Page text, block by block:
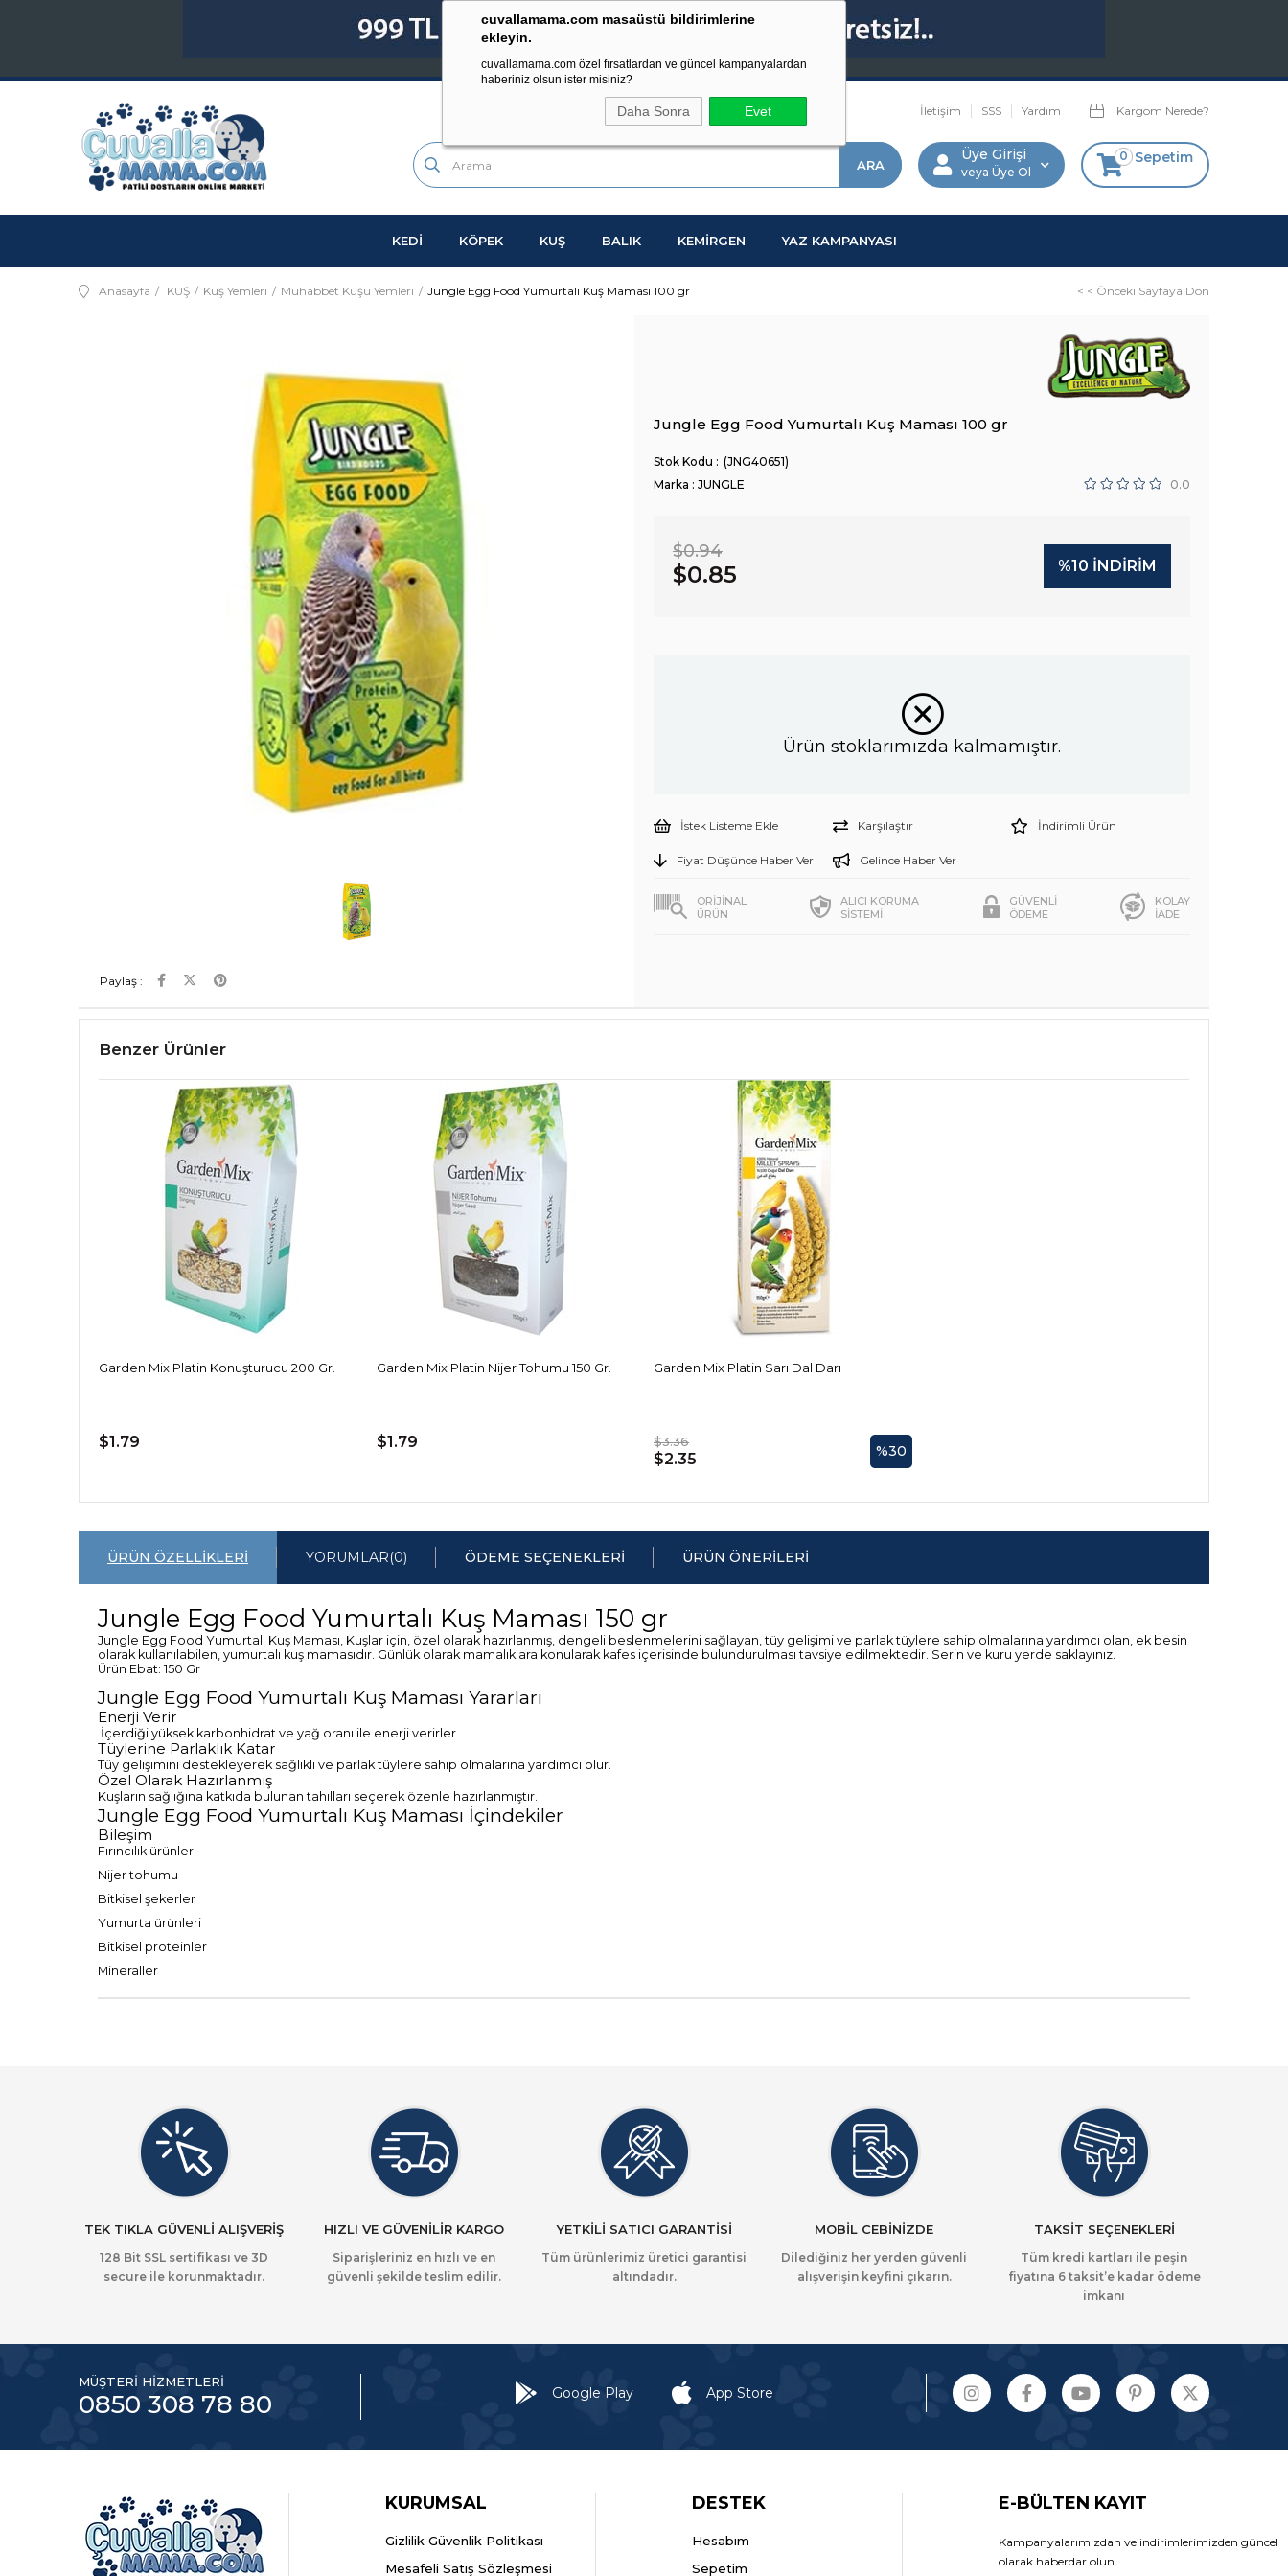
cuvallamama.com masaüstü bildirimlerine
ekleyin.
cuvallamama.com özel fırsatlardan ve güncel kampanyalardan
haberiniz olsun ister misiniz?
Daha Sonra Evet İletişim SSS Yardım Kargom Nerede?
Sepetim
0
Üye Girişi
Üye Ol
KEDİ KÖPEK KUŞ BALIK KEMİRGEN YAZ KAMPANYASI
Anasayfa KUŞ Kuş Yemleri Muhabbet Kuşu Yemleri Jungle Egg Food Yumurtalı Kuş Maması 100 gr < < Önceki Sayfaya Dön
Paylaş :
Jungle Egg Food Yumurtalı Kuş Maması 100 gr
(JNG40651)
Marka : JUNGLE 0.0
$0.94
$0.85 %10 İNDIRIM
Ürün stoklarımızda kalmamıştır.
İstek Listeme Ekle Karşılaştır İndirimli Ürün
Fiyat Düşünce Haber Ver Gelince Haber Ver
ORİJİNAL
ÜRÜN
ALICI KORUMA
SİSTEMİ
GÜVENLİ
ÖDEME
KOLAY
İADE
Benzer Ürünler
Garden Mix Platin Konuşturucu 200 Gr.
$1.79
Garden Mix Platin Nijer Tohumu 150 Gr.
$1.79
Garden Mix Platin Sarı Dal Darı
$3.36
$2.35 %30
ÜRÜN ÖZELLIKLERI YORUMLAR(0) ÖDEME SEÇENEKLERI ÜRÜN ÖNERILERI
Jungle Egg Food Yumurtalı Kuş Maması 150 gr
Jungle Egg Food Yumurtalı Kuş Maması, Kuşlar için, özel olarak hazırlanmış, dengeli beslenmelerini sağlayan, tüy gelişimi ve parlak tüylere sahip olmalarına yardımcı olan, ek besin
olarak kullanılabilen, yumurtalı kuş mamasıdır. Günlük olarak mamalıklara konularak kafes içerisinde bulundurulması tavsiye edilmektedir. Serin ve kuru yerde saklayınız.
Ürün Ebat: 150 Gr
Jungle Egg Food Yumurtalı Kuş Maması Yararları
Enerji Verir
İçerdiği yüksek karbonhidrat ve yağ oranı ile enerji verirler.
Tüylerine Parlaklık Katar
Tüy gelişimini destekleyerek sağlıklı ve parlak tüylere sahip olmalarına yardımcı olur.
Özel Olarak Hazırlanmış
Kuşların sağlığına katkıda bulunan tahılları seçerek özenle hazırlanmıştır.
Jungle Egg Food Yumurtalı Kuş Maması İçindekiler
Bileşim
Fırıncılık ürünler
Nijer tohumu
Bitkisel şekerler
Yumurta ürünleri
Bitkisel proteinler
Mineraller
TEK TIKLA GÜVENLİ ALIŞVERİŞ
128 Bit SSL sertifikası ve 3D
secure ile korunmaktadır.
HIZLI VE GÜVENİLİR KARGO
Siparişleriniz en hızlı ve en
güvenli şekilde teslim edilir.
YETKİLİ SATICI GARANTİSİ
Tüm ürünlerimiz üretici garantisi
altındadır.
MOBİL CEBİNİZDE
Dilediğiniz her yerden güvenli
alışverişin keyfini çıkarın.
TAKSİT SEÇENEKLERİ
Tüm kredi kartları ile peşin
fiyatına 6 taksit’e kadar ödeme
imkanı
MÜŞTERİ HİZMETLERİ
0850 308 78 80 Google Play App Store
KURUMSAL
Gizlilik Güvenlik Politikası
Mesafeli Satış Sözleşmesi
DESTEK
Hesabım
Sepetim
E-BÜLTEN KAYIT
Kampanyalarımızdan ve indirimlerimizden güncel
olarak haberdar olun.